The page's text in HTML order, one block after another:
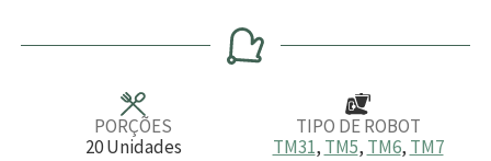
a
n
u
t
a
u
PORÇÕES
20 Unidades
TIPO DE ROBOT
TM31, TM5, TM6, TM7